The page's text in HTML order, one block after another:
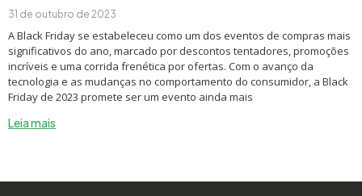
31 de outubro de 2023
A Black Friday se estabeleceu como um dos eventos de compras mais
significativos do ano, marcado por descontos tentadores, promoções
incríveis e uma corrida frenética por ofertas. Com o avanço da
tecnologia e as mudanças no comportamento do consumidor, a Black
Friday de 2023 promete ser um evento ainda mais
Leia mais